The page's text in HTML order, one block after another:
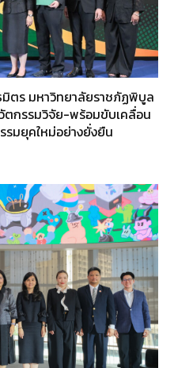
ตร มหาวิทยาลัยราชภัฏพิบูล
กรรมวิจัย-พร้อมขับเคลื่อน
มยุคใหม่อย่างยั่งยืน